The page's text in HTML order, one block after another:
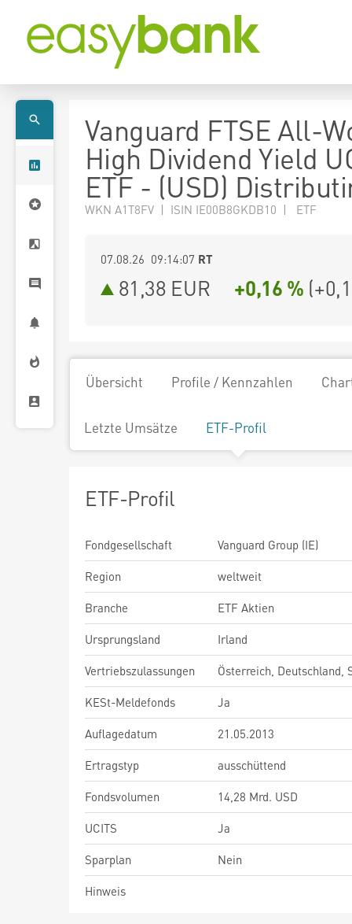
Vanguard FTSE All-
High Dividend Yield
ETF - (USD)
WKN A1T8FV | ISIN IE00B8GKDB10 | ETF
07.08.26 09:14:07 RT
81,38 EUR +0,16 % (
Übersicht Profile / Kennzahlen
Letzte Umsätze ETF-Profil
ETF-Profil
Fondgesellschaft
Vanguard Group (IE)
Region
weltweit
Branche
ETF Aktien
Ursprungsland
Irland
Vertriebszulassungen
Österreich, Deutschland,
KESt-Meldefonds
Ja
Auflagedatum
21.05.2013
Ertragstyp
ausschüttend
Fondsvolumen
14,28 Mrd. USD
UCITS
Ja
Sparplan
Nein
Hinweis